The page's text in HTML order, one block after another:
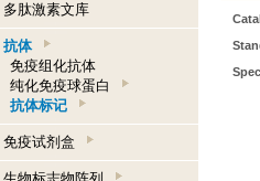
多肽激素文库
抗体
免疫组化抗体
纯化免疫球蛋白
抗体标记
免疫试剂盒